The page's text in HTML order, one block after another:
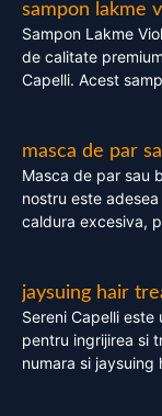
sampon lakme
Sampon Lakme
de calitate
Capelli. Acest
masca de par
Masca de par sau
nostru este
caldura excesiva,
jaysuing hair
Sereni Capelli
pentru ingrijirea si
numara si jaysuing